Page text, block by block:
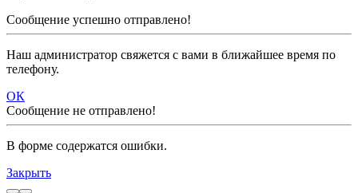
Сообщение успешно отправлено!
Наш администратор свяжется с вами в ближайшее время по
телефону.
ОК
Сообщение не отправлено!
В форме содержатся ошибки.
Закрыть